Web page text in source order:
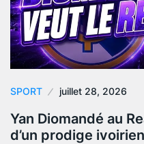
SPORT juillet 28, 2026
Yan Diomandé au
d’un prodige ivoirien